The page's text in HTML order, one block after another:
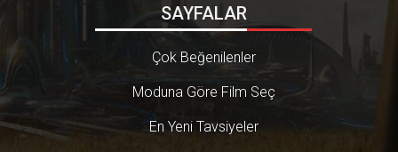
SAYFALAR
Çok Beğenilenler
Moduna Göre Film Seç
En Yeni Tavsiyeler